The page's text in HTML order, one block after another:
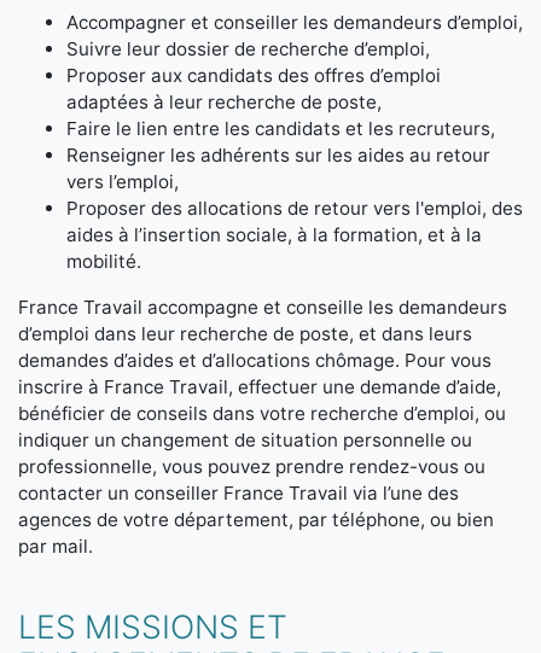
Accompagner et conseiller les demandeurs d’emploi,
Suivre leur dossier de recherche d’emploi,
Proposer aux candidats des offres d’emploi
adaptées à leur recherche de poste,
Faire le lien entre les candidats et les recruteurs,
Renseigner les adhérents sur les aides au retour
vers l’emploi,
Proposer des allocations de retour vers l'emploi, des
aides à l’insertion sociale, à la formation, et à la
mobilité.
France Travail accompagne et conseille les demandeurs
d’emploi dans leur recherche de poste, et dans leurs
demandes d’aides et d’allocations chômage. Pour vous
inscrire à France Travail, effectuer une demande d’aide,
bénéficier de conseils dans votre recherche d’emploi, ou
indiquer un changement de situation personnelle ou
professionnelle, vous pouvez prendre rendez-vous ou
contacter un conseiller France Travail via l’une des
agences de votre département, par téléphone, ou bien
par mail.
LES MISSIONS ET